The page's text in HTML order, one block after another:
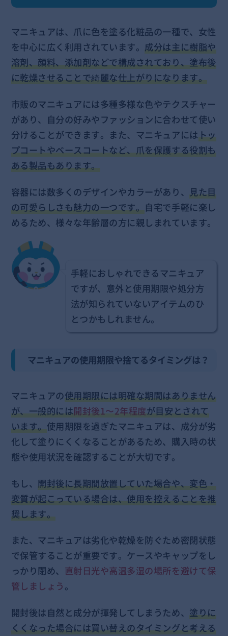
マニキュアは、爪に色を塗る化粧品の一種で、女性
を中心に広く利用されています。成分は主に樹脂や
溶剤、顔料、添加剤などで構成されており、塗布後
に乾燥させることで綺麗な仕上がりになります。
市販のマニキュアには多種多様な色やテクスチャー
があり、自分の好みやファッションに合わせて使い
分けることができます。また、マニキュアにはトッ
プコートやベースコートなど、爪を保護する役割も
ある製品もあります。
容器には数多くのデザインやカラーがあり、見た目
の可愛らしさも魅力の一つです。自宅で手軽に楽し
めるため、様々な年齢層の方に親しまれています。
手軽におしゃれできるマニキュア
ですが、意外と使用期限や処分方
法が知られていないアイテムのひ
とつかもしれません。
マニキュアの使用期限や捨てるタイミングは？
マニキュアの使用期限には明確な期間はありません
が、一般的には開封後1〜2年程度が目安とされて
います。使用期限を過ぎたマニキュアは、成分が劣
化して塗りにくくなることがあるため、購入時の状
態や使用状況を確認することが大切です。
もし、開封後に長期間放置していた場合や、変色・
変質が起こっている場合は、使用を控えることを推
奨します。
また、マニキュアは劣化や乾燥を防ぐため密閉状態
で保管することが重要です。ケースやキャップをし
っかり閉め、 直射日光や高温多湿の場所を避けて保
管しましょう。
開封後は自然と成分が揮発してしまうため、塗りに
くくなった場合には買い替えのタイミングと考える